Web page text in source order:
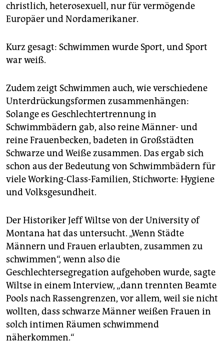
christlich, heterosexuell, nur für vermögende
Europäer und Nordamerikaner.
Kurz gesagt: Schwimmen wurde Sport, und Sport
war weiß.
Zudem zeigt Schwimmen auch, wie verschiedene
Unterdrückungsformen zusammenhängen:
Solange es Geschlechtertrennung in
Schwimmbädern gab, also reine Männer- und
reine Frauenbecken, badeten in Großstädten
Schwarze und Weiße zusammen. Das ergab sich
schon aus der Bedeutung von Schwimmbädern für
viele Working-Class-Familien, Stichworte: Hygiene
und Volksgesundheit.
Der Historiker Jeff Wiltse von der University of
Montana hat das untersucht. „Wenn Städte
Männern und Frauen erlaubten, zusammen zu
schwimmen“, wenn also die
Geschlechtersegregation aufgehoben wurde, sagte
Wiltse in einem Interview, „dann trennten Beamte
Pools nach Rassengrenzen, vor allem, weil sie nicht
wollten, dass schwarze Männer weißen Frauen in
solch intimen Räumen schwimmend
näherkommen.“